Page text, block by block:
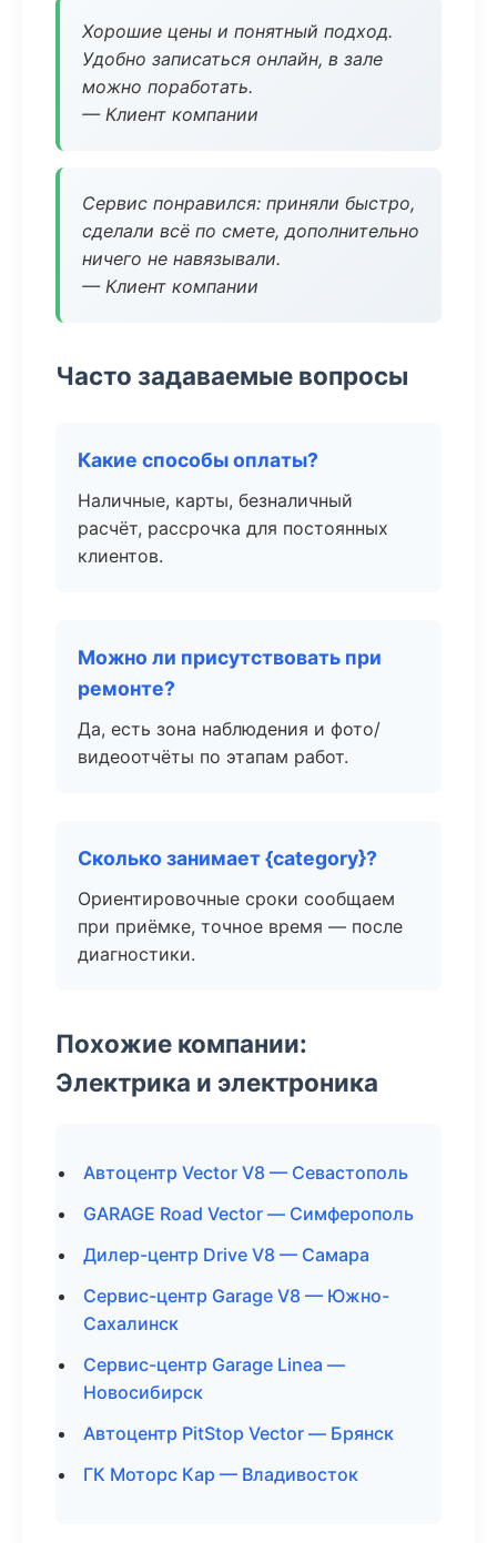
Хорошие цены и понятный подход.
Удобно записаться онлайн, в зале
можно поработать.
— Клиент компании
Сервис понравился: приняли быстро,
сделали всё по смете, дополнительно
ничего не навязывали.
— Клиент компании
Часто задаваемые вопросы
Какие способы оплаты?
Наличные, карты, безналичный
расчёт, рассрочка для постоянных
клиентов.
Можно ли присутствовать при
ремонте?
Да, есть зона наблюдения и фото/
видеоотчёты по этапам работ.
Сколько занимает {category}?
Ориентировочные сроки сообщаем
при приёмке, точное время — после
диагностики.
Похожие компании:
Электрика и электроника
Автоцентр Vector V8 — Севастополь
GARAGE Road Vector — Симферополь
Дилер-центр Drive V8 — Самара
Сервис-центр Garage V8 — Южно-
Сахалинск
Сервис-центр Garage Linea —
Новосибирск
Автоцентр PitStop Vector — Брянск
ГК Моторс Кар — Владивосток